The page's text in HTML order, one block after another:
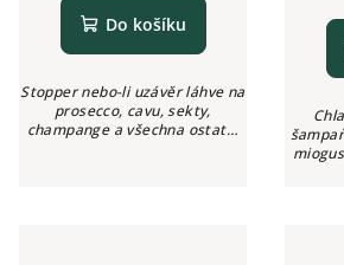
Do košíku
Stopper nebo-li uzávěr láhve na
prosecco, cavu, sekty,
champange a všechna ostatní